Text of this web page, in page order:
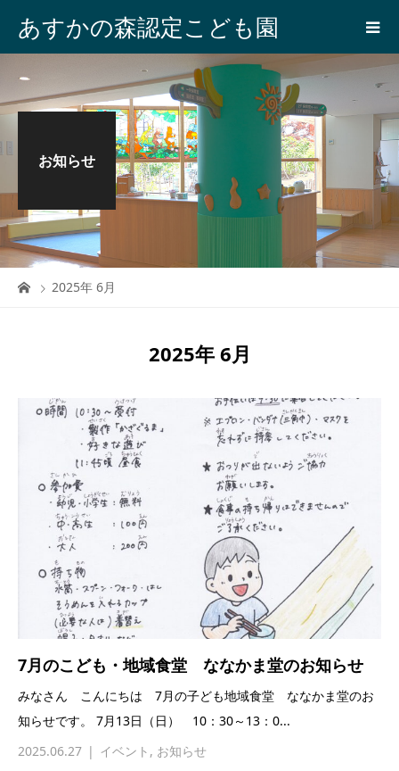
あすかの森認定こども園
お知らせ
2025年 6月
2025年 6月
7月のこども・地域食堂 ななかま堂のお知らせ
みなさん こんにちは 7月の子ども地域食堂 ななかま堂のお
知らせです。 7月13日（日） 10：30～13：0...
2025.06.27
イベント , お知らせ